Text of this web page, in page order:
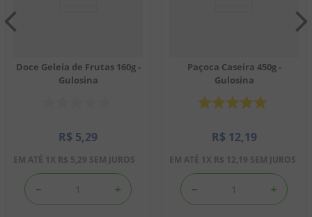
Doce Geleia de Frutas 160g -
Gulosina
R$ 5,29
EM ATÉ 1X R$ 5,29 SEM JUROS
＋
－
Paçoca Caseira 450g -
Gulosina
R$ 12,19
EM ATÉ 1X R$ 12,19 SEM JUROS
＋
－